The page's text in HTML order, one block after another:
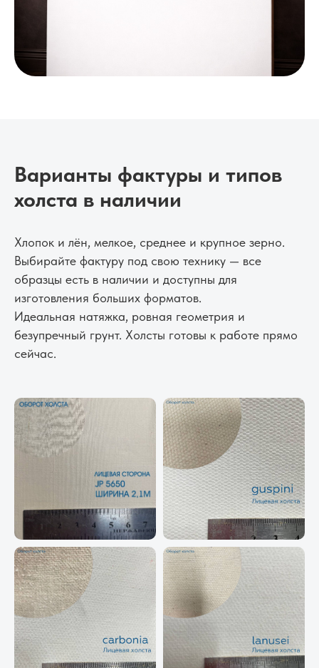
Варианты фактуры и типов
холста в наличии
Хлопок и лён, мелкое, среднее и крупное зерно.
Выбирайте фактуру под свою технику — все
образцы есть в наличии и доступны для
изготовления больших форматов.
Идеальная натяжка, ровная геометрия и
безупречный грунт. Холсты готовы к работе прямо
сейчас.